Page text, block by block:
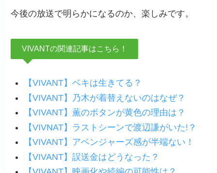
今後の放送で明らかになるのか、楽しみです。
VIVANTの関連記事はこちら！
【VIVANT】ベキは生きてる？
【VIVANT】乃木が着替えないのはなぜ？
【VIVANT】薫のボタンが黄色の理由は？
【VIVNAT】ラストシーンで渡辺謙がいた!？
【VIVANT】アベンジャーズ感が半端ない！
【VIVANT】誤送金はどうなった？